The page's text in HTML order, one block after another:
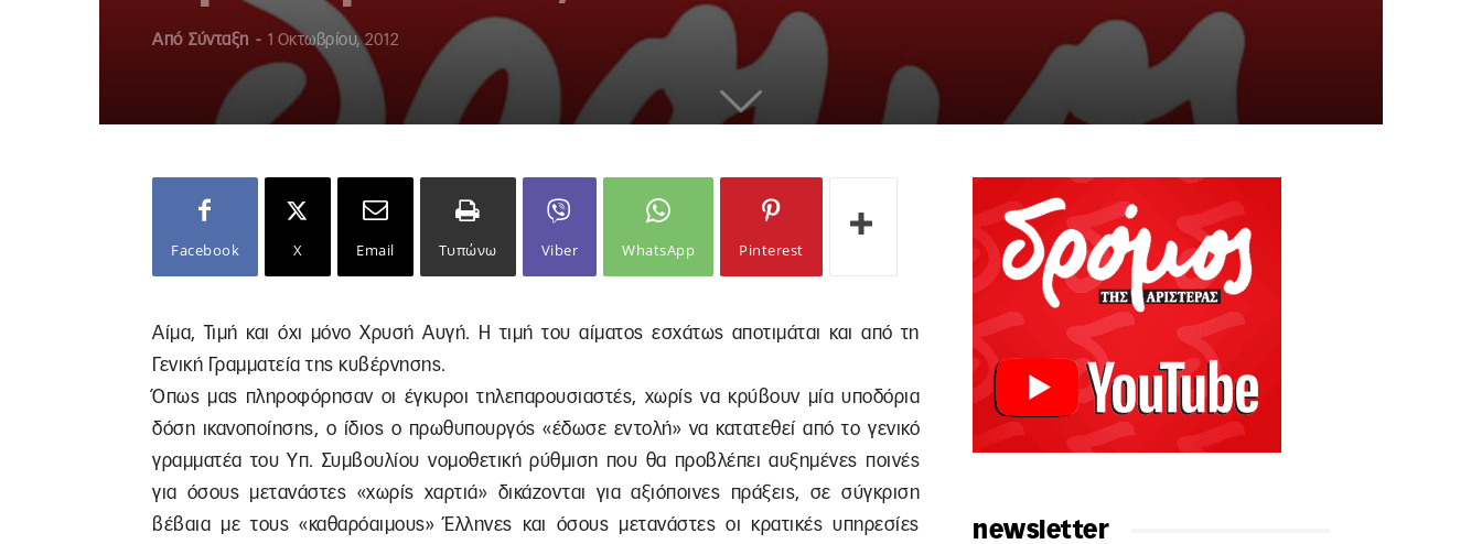
Από Σύνταξη - 1 Οκτωβρίου, 2012
Facebook X Email Τυπώνω Viber WhatsApp Pinterest
Αίμα, Τιμή και όχι μόνο Χρυσή Αυγή. Η τιμή του αίματος εσχάτως αποτιμάται και από τη
Γενική Γραμματεία της κυβέρνησης.
Όπως μας πληροφόρησαν οι έγκυροι τηλεπαρουσιαστές, χωρίς να κρύβουν μία υποδόρια
δόση ικανοποίησης, ο ίδιος ο πρωθυπουργός «έδωσε εντολή» να κατατεθεί από το γενικό
γραμματέα του Υπ. Συμβουλίου νομοθετική ρύθμιση που θα προβλέπει αυξημένες ποινές
για όσους μετανάστες «χωρίς χαρτιά» δικάζονται για αξιόποινες πράξεις, σε σύγκριση
βέβαια με τους «καθαρόαιμους» Έλληνες και όσους μετανάστες οι κρατικές υπηρεσίες
newsletter